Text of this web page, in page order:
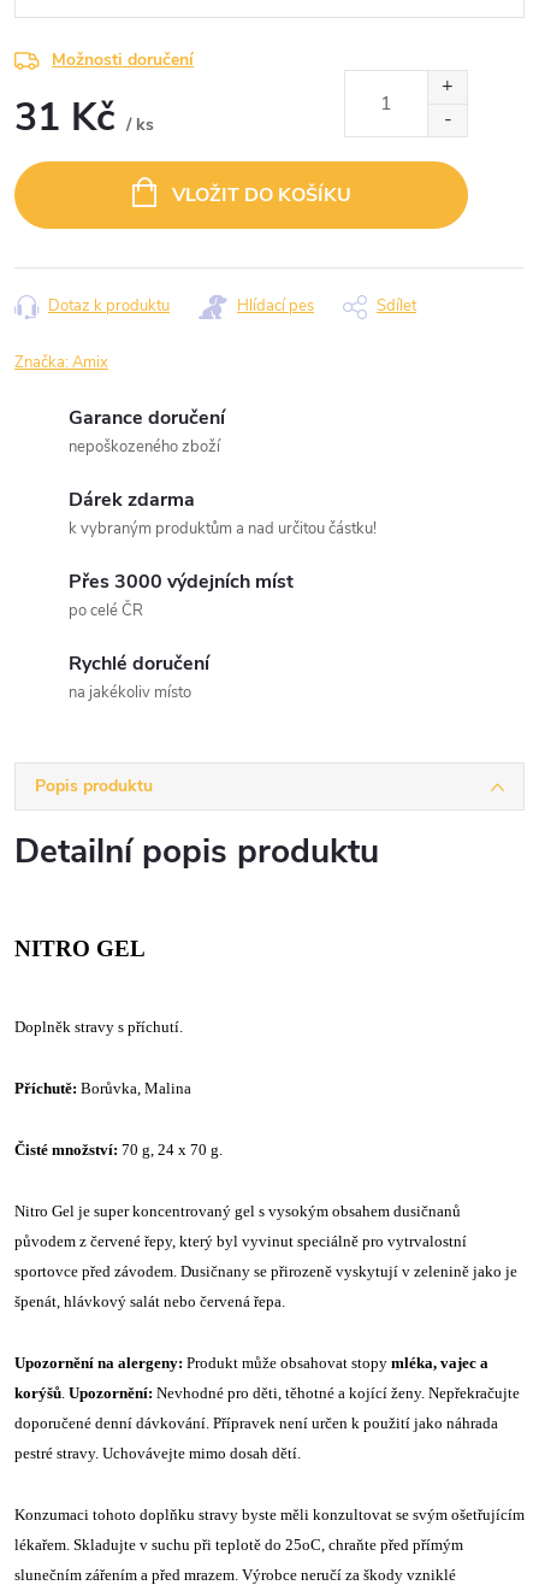
Možnosti doručení
31 Kč / ks
cena:
VLOŽIT DO KOŠÍKU
Dotaz k produktu Hlídací pes Sdílet
Značka:Amix
Garance doručení
nepoškozeného zboží
Dárek zdarma
k vybraným produktům a nad určitou částku!
Přes 3000 výdejních míst
po celé ČR
Rychlé doručení
na jakékoliv místo
Popis produktu
Detailní popis produktu
NITRO GEL
Doplněk stravy s příchutí.
Příchutě: Borůvka, Malina
Čisté množství: 70 g, 24 x 70 g.
Nitro Gel je super koncentrovaný gel s vysokým obsahem dusičnanů
původem z červené řepy, který byl vyvinut speciálně pro vytrvalostní
sportovce před závodem. Dusičnany se přirozeně vyskytují v zelenině jako je
špenát, hlávkový salát nebo červená řepa.
Upozornění na alergeny: Produkt může obsahovat stopy mléka, vajec a
korýšů Upozornění: Nevhodné pro děti, těhotné a kojící ženy. Nepřekračujte
doporučené denní dávkování. Přípravek není určen k použití jako náhrada
pestré stravy. Uchovávejte mimo dosah dětí.
Konzumaci tohoto doplňku stravy byste měli konzultovat se svým ošetřujícím
lékařem. Skladujte v suchu při teplotě do 25oC, chraňte před přímým
slunečním zářením a před mrazem. Výrobce neručí za škody vzniklé